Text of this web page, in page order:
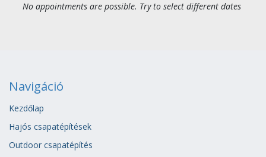
No appointments are possible. Try to select different dates
Navigáció
Kezdőlap
Hajós csapatépítések
Outdoor csapatépítés